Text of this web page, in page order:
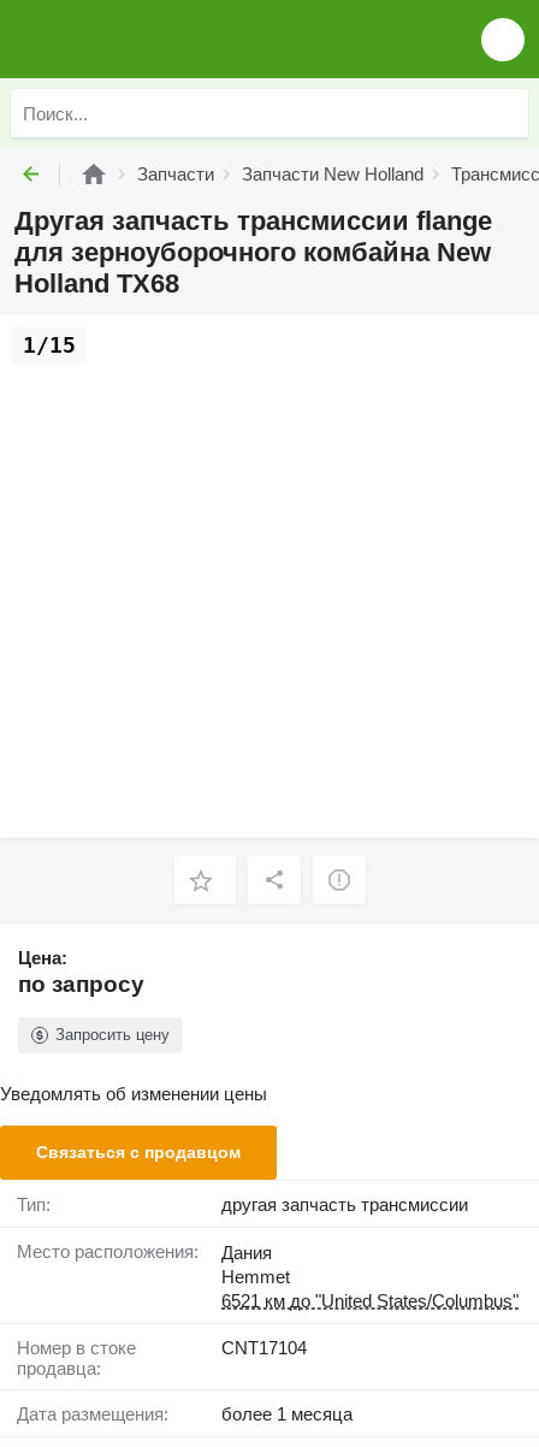
Запчасти Запчасти New Holland
Другая запчасть трансмиссии flange
для зерноуборочного комбайна New
Holland TX68
1/15
Цена:
по запросу
Запросить цену
Уведомлять об изменении цены
Связаться с продавцом
Тип: другая запчасть трансмиссии
Место расположения:
Дания
Hemmet
6521 км до "United States/Columbus"
Номер в стоке
продавца:
CNT17104
Дата размещения: более 1 месяца